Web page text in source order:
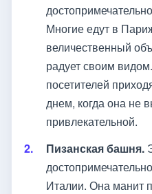
Многие едут в
величественный
радует своим
посетителей
днем, когда она не
привлекательной.
Пизанская башня.
Италии. Она манит